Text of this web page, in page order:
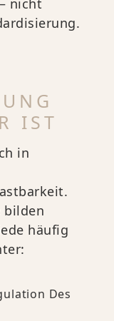
nicht
IST
in
bilden
häufig
Des